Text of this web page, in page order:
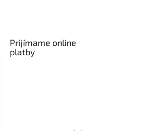
Prijímame online
platby